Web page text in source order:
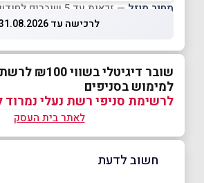
מחיר מוזל — זכאות עד 5 שוברים לחודש קלנדרי
לרכישה עד 31.08.2026
שובר דיגיטלי בשווי ₪100 לרשת נעלי נמרוד
למימוש בסניפים
לרשימת סניפי רשת נעלי נמרוד
לאתר בית העסק
חשוב לדעת